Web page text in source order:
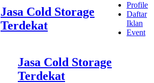
Jasa Cold Storage
Terdekat
Profile
Daftar
Iklan
Event
Jasa Cold Storage
Terdekat